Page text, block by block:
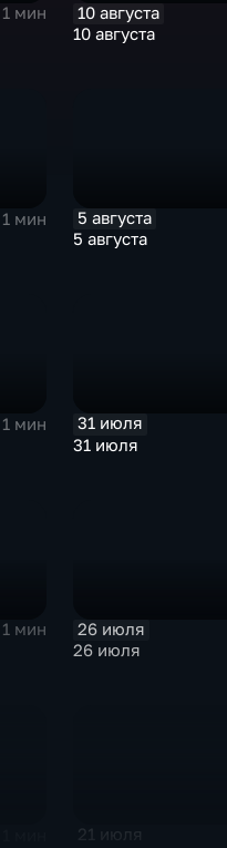
1 мин
10 августа
10 августа
1 мин
5 августа
5 августа
1 мин
31 июля
31 июля
1 мин
26 июля
26 июля
21 июля